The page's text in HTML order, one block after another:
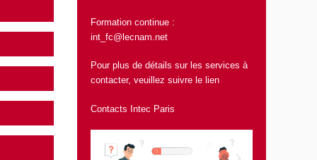
Formation continue :
int_fc@lecnam.net
Pour plus de détails sur les services à
contacter, veuillez suivre le lien
Contacts Intec Paris